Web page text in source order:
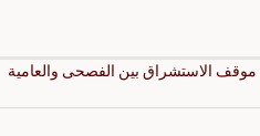
موقف الاستشراق بين الفصحى والعامية